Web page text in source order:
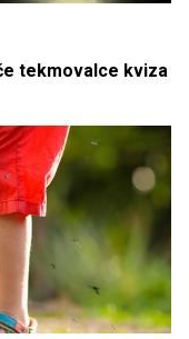
tekmovalce kviza